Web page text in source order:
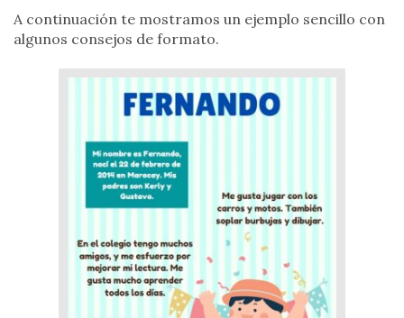
A continuación te mostramos un ejemplo sencillo con
algunos consejos de formato.